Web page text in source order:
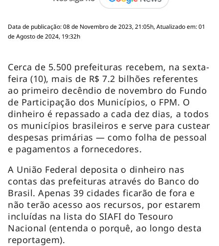
Data de publicação: 08 de Novembro de 2023, 21:05h, Atualizado em: 01
de Agosto de 2024, 19:32h
Cerca de 5.500 prefeituras recebem, na sexta-
feira (10), mais de R$ 7.2 bilhões referentes
ao primeiro decêndio de novembro do Fundo
de Participação dos Municípios, o FPM. O
dinheiro é repassado a cada dez dias, a todos
os municípios brasileiros e serve para custear
despesas primárias — como folha de pessoal
e pagamentos a fornecedores.
A União Federal deposita o dinheiro nas
contas das prefeituras através do Banco do
Brasil. Apenas 39 cidades ficarão de fora e
não terão acesso aos recursos, por estarem
incluídas na lista do SIAFI do Tesouro
Nacional (entenda o porquê, ao longo desta
reportagem).